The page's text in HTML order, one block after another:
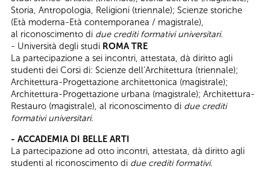
Storia, Antropologia, Religioni (triennale); Scienze storiche
(Età moderna-Età contemporanea / magistrale),
al riconoscimento di due crediti formativi universitari.
- Università degli studi ROMA TRE
La partecipazione a sei incontri, attestata, dà diritto agli
studenti dei Corsi di: Scienze dell’Architettura (triennale);
Architettura-Progettazione architettonica (magistrale);
Architettura-Progettazione urbana (magistrale); Architettura-
Restauro (magistrale), al riconoscimento di due crediti
formativi universitari.
- ACCADEMIA DI BELLE ARTI
La partecipazione ad otto incontri, attestata, dà diritto agli
studenti al riconoscimento di due crediti formativi.